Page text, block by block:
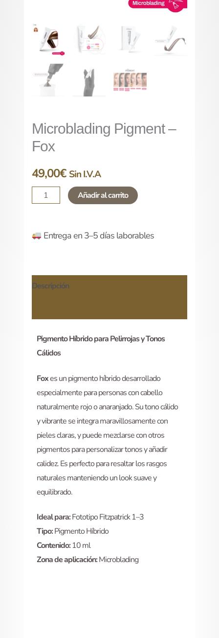
Microblading Pigment –
Fox
49,00€ Sin I.V.A
Añadir al carrito
Entrega en 3–5 días laborables
Descripción
Pigmento Híbrido para Pelirrojas y Tonos
Cálidos
Foxes un pigmento híbrido desarrollado
especialmente para personas con cabello
naturalmente rojo o anaranjado. Su tono cálido
y vibrante se integra maravillosamente con
pieles claras, y puede mezclarse con otros
pigmentos para personalizar tonos y añadir
calidez. Es perfecto para resaltar los rasgos
naturales manteniendo un look suave y
equilibrado.
Ideal para:Fototipo Fitzpatrick 1–3
Tipo:Pigmento Híbrido
Contenido:10 ml
Zona de aplicación:Microblading